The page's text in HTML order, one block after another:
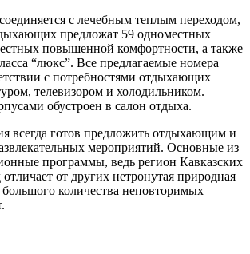
с лечебным теплым переходом,
предложат 59 одноместных
повышенной комфортности, а также
“люкс”. Все предлагаемые номера
с потребностями отдыхающих
телевизором и холодильником.
обустроен в салон отдыха.
всегда готов предложить отдыхающим и
мероприятий. Основные из
программы, ведь регион Кавказских
от других нетронутая природная
количества неповторимых